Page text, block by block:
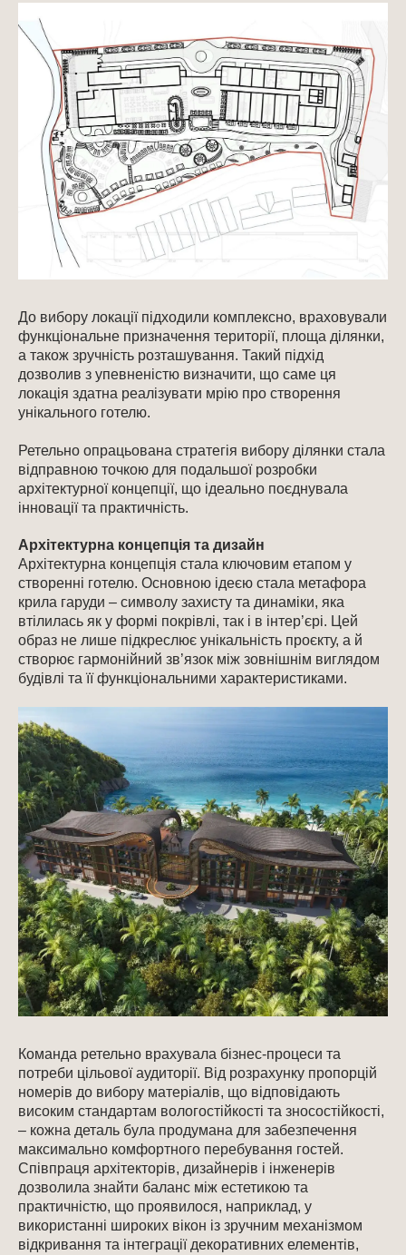
До вибору локації підходили комплексно, враховували
функціональне призначення території, площа ділянки,
а також зручність розташування. Такий підхід
дозволив з упевненістю визначити, що саме ця
локація здатна реалізувати мрію про створення
унікального готелю.
Ретельно опрацьована стратегія вибору ділянки стала
відправною точкою для подальшої розробки
архітектурної концепції, що ідеально поєднувала
інновації та практичність.
Архітектурна концепція та дизайн
Архітектурна концепція стала ключовим етапом у
створенні готелю. Основною ідеєю стала метафора
крила гаруди – символу захисту та динаміки, яка
втілилась як у формі покрівлі, так і в інтер’єрі. Цей
образ не лише підкреслює унікальність проєкту, а й
створює гармонійний зв’язок між зовнішнім виглядом
будівлі та її функціональними характеристиками.
Команда ретельно врахувала бізнес-процеси та
потреби цільової аудиторії. Від розрахунку пропорцій
номерів до вибору матеріалів, що відповідають
високим стандартам вологостійкості та зносостійкості,
– кожна деталь була продумана для забезпечення
максимально комфортного перебування гостей.
Співпраця архітекторів, дизайнерів і інженерів
дозволила знайти баланс між естетикою та
практичністю, що проявилося, наприклад, у
використанні широких вікон із зручним механізмом
відкривання та інтеграції декоративних елементів,